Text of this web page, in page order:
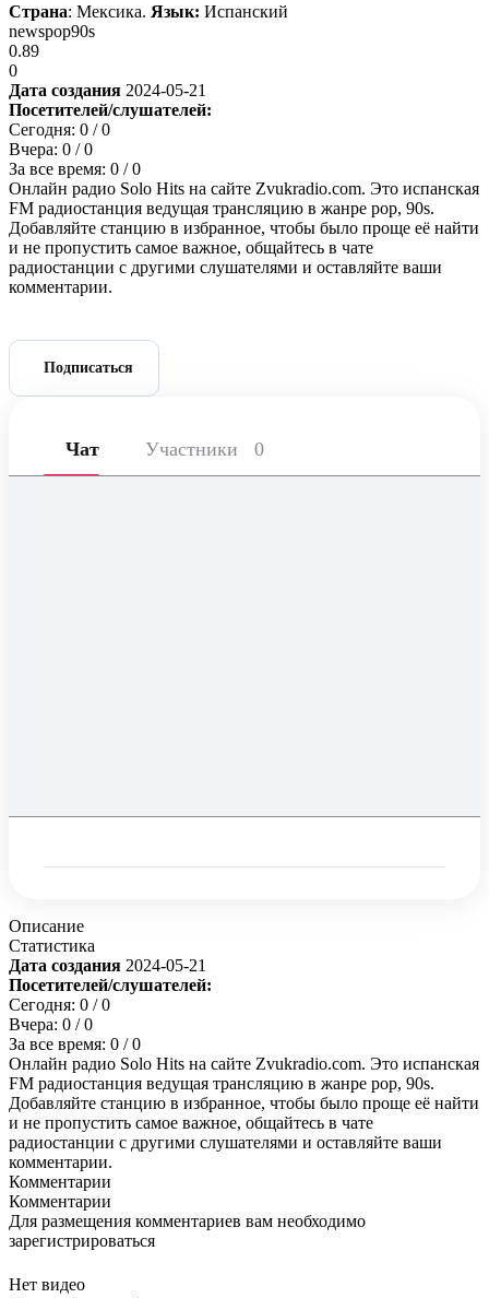
Страна: Мексика. Язык: Испанский
newspop90s
0.89
0
Дата создания 2024-05-21
Посетителей/слушателей:
Сегодня: 0 / 0
Вчера: 0 / 0
За все время: 0 / 0
Онлайн радио Solo Hits на сайте Zvukradio.com. Это испанская
FM радиостанция ведущая трансляцию в жанре pop, 90s.
Добавляйте станцию в избранное, чтобы было проще её найти
и не пропустить самое важное, общайтесь в чате
радиостанции с другими слушателями и оставляйте ваши
комментарии.
Подписаться
Чат Участники 0
Описание
Статистика
Дата создания 2024-05-21
Посетителей/слушателей:
Сегодня: 0 / 0
Вчера: 0 / 0
За все время: 0 / 0
Онлайн радио Solo Hits на сайте Zvukradio.com. Это испанская
FM радиостанция ведущая трансляцию в жанре pop, 90s.
Добавляйте станцию в избранное, чтобы было проще её найти
и не пропустить самое важное, общайтесь в чате
радиостанции с другими слушателями и оставляйте ваши
комментарии.
Комментарии
Комментарии
Для размещения комментариев вам необходимо
зарегистрироваться
Нет видео